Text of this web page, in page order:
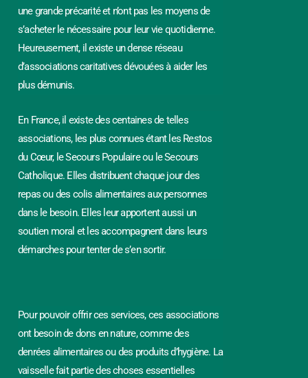
une grande précarité et n’ont pas les moyens de
s’acheter le nécessaire pour leur vie quotidienne.
Heureusement, il existe un dense réseau
d’associations caritatives dévouées à aider les
plus démunis.
En France, il existe des centaines de telles
associations, les plus connues étant les Restos
du Cœur, le Secours Populaire ou le Secours
Catholique. Elles distribuent chaque jour des
repas ou des colis alimentaires aux personnes
dans le besoin. Elles leur apportent aussi un
soutien moral et les accompagnent dans leurs
démarches pour tenter de s’en sortir.
Pour pouvoir offrir ces services, ces associations
ont besoin de dons en nature, comme des
denrées alimentaires ou des produits d’hygiène. La
vaisselle fait partie des choses essentielles